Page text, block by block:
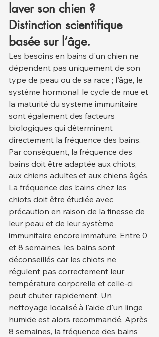
laver son chien ?
Distinction scientifique
basée sur l’âge.
Les besoins en bains d'un chien ne
dépendent pas uniquement de son
type de peau ou de sa race ; l'âge, le
système hormonal, le cycle de mue et
la maturité du système immunitaire
sont également des facteurs
biologiques qui déterminent
directement la fréquence des bains.
Par conséquent, la fréquence des
bains doit être adaptée aux chiots,
aux chiens adultes et aux chiens âgés.
La fréquence des bains chez les
chiots doit être étudiée avec
précaution en raison de la finesse de
leur peau et de leur système
immunitaire encore immature. Entre 0
et 8 semaines, les bains sont
déconseillés car les chiots ne
régulent pas correctement leur
température corporelle et celle-ci
peut chuter rapidement. Un
nettoyage localisé à l'aide d'un linge
humide est alors recommandé. Après
8 semaines, la fréquence des bains